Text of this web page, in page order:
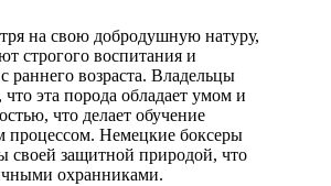
на свою добродушную натуру,
строгого воспитания и
раннего возраста. Владельцы
эта порода обладает умом и
что делает обучение
процессом. Немецкие боксеры
своей защитной природой, что
охранниками.